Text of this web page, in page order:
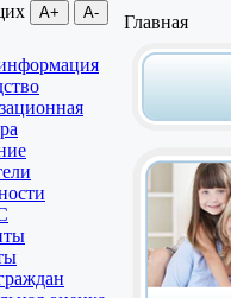
A+ A- Главная